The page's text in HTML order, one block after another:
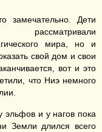
замечательно. Дети
мира, но и
свой дом и свои
вот и это
что Ниэ немного
эльфов и у нагов пока
Земли длился всего